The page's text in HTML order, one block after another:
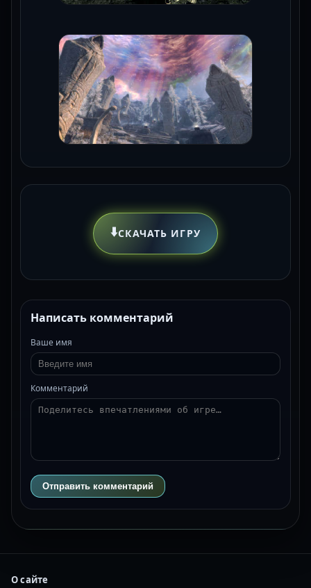
⬇️СКАЧАТЬ ИГРУ
Написать комментарий
Ваше имя
Комментарий
Отправить комментарий
О сайте